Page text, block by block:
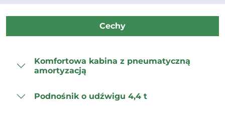
Cechy
Komfortowa kabina z pneumatyczną
amortyzacją
Podnośnik o udźwigu 4,4 t